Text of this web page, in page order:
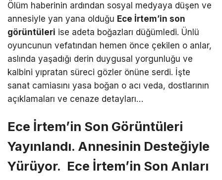
Ölüm haberinin ardından sosyal medyaya düşen ve
annesiyle yan yana olduğu Ece İrtem’in son
görüntüleri ise adeta boğazları düğümledi. Ünlü
oyuncunun vefatından hemen önce çekilen o anlar,
aslında yaşadığı derin duygusal yorgunluğu ve
kalbini yıpratan süreci gözler önüne serdi. İşte
sanat camiasını yasa boğan o acı veda, dostlarının
açıklamaları ve cenaze detayları…
Ece İrtem’in Son Görüntüleri
Yayınlandı. Annesinin Desteğiyle
Yürüyor. Ece İrtem’in Son Anları